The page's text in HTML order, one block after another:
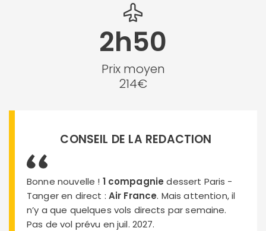
2h50
Prix moyen
214€
CONSEIL DE LA REDACTION
Bonne nouvelle ! 1 compagnie dessert Paris -
Tanger en direct : Air France. Mais attention, il
n’y a que quelques vols directs par semaine.
Pas de vol prévu en juil. 2027.